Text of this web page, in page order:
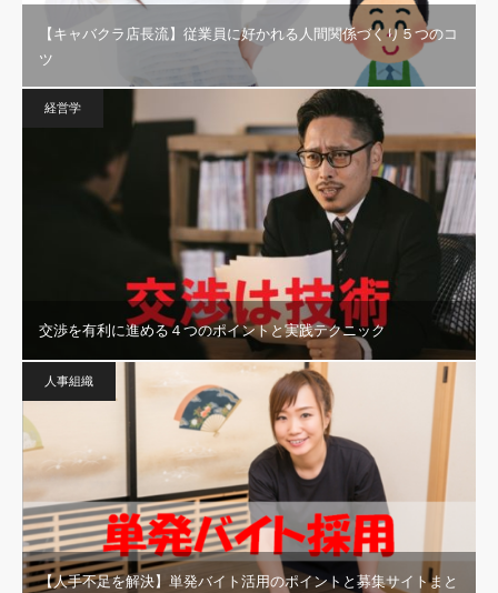
【キャバクラ店長流】従業員に好かれる人間関係づくり５つのコ
ツ
経営学
交渉を有利に進める４つのポイントと実践テクニック
人事組織
【人手不足を解決】単発バイト活用のポイントと募集サイトまと